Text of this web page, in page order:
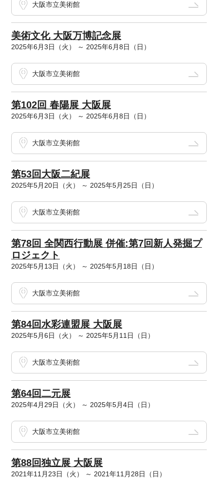
大阪市立美術館
美術文化 大阪万博記念展
2025年6月3日（火） ～ 2025年6月8日（日）
大阪市立美術館
第102回 春陽展 大阪展
2025年6月3日（火） ～ 2025年6月8日（日）
大阪市立美術館
第53回大阪二紀展
2025年5月20日（火） ～ 2025年5月25日（日）
大阪市立美術館
第78回 全関西行動展 併催:第7回新人発掘プ
ロジェクト
2025年5月13日（火） ～ 2025年5月18日（日）
大阪市立美術館
第84回水彩連盟展 大阪展
2025年5月6日（火） ～ 2025年5月11日（日）
大阪市立美術館
第64回二元展
2025年4月29日（火） ～ 2025年5月4日（日）
大阪市立美術館
第88回独立展 大阪展
2021年11月23日（火） ～ 2021年11月28日（日）